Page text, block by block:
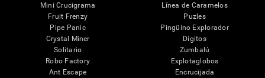
Mini Crucigrama
Fruit Frenzy
Pipe Panic
Crystal Miner
Solitario
Robo Factory
Ant Escape
Línea de Caramelos
Puzles
Pingüino Explorador
Dígitos
Zumbalú
Explotaglobos
Encrucijada